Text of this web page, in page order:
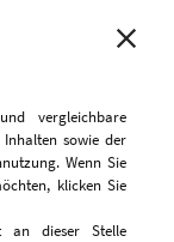
vergleichbare
sowie der
Wenn Sie
klicken Sie
an dieser Stelle